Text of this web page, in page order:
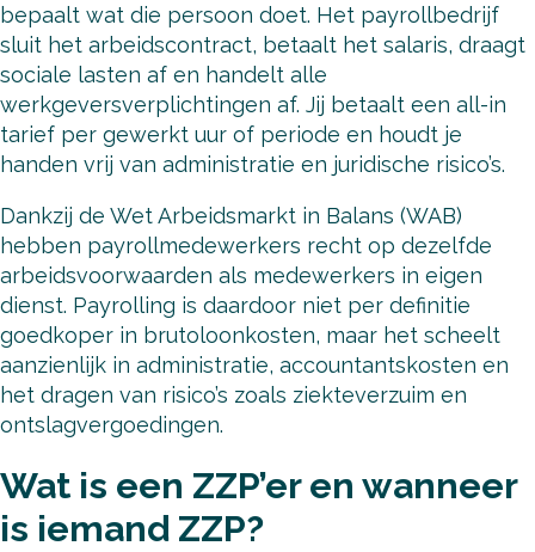
bepaalt wat die persoon doet. Het payrollbedrijf
sluit het arbeidscontract, betaalt het salaris, draagt
sociale lasten af en handelt alle
werkgeversverplichtingen af. Jij betaalt een all-in
tarief per gewerkt uur of periode en houdt je
handen vrij van administratie en juridische risico’s.
Dankzij de Wet Arbeidsmarkt in Balans (WAB)
hebben payrollmedewerkers recht op dezelfde
arbeidsvoorwaarden als medewerkers in eigen
dienst. Payrolling is daardoor niet per definitie
goedkoper in brutoloonkosten, maar het scheelt
aanzienlijk in administratie, accountantskosten en
het dragen van risico’s zoals ziekteverzuim en
ontslagvergoedingen.
Wat is een ZZP’er en wanneer
is iemand ZZP?